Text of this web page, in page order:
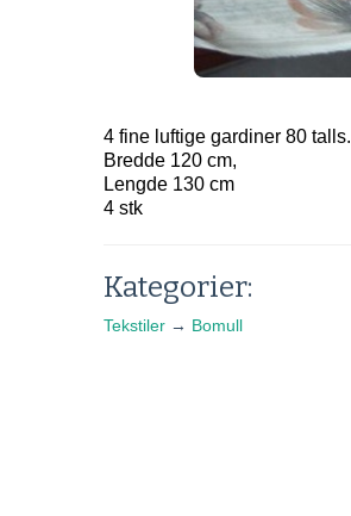
4 fine luftige gardiner 80 talls.
Bredde 120 cm,
Lengde 130 cm
4 stk
Kategorier:
Tekstiler → Bomull